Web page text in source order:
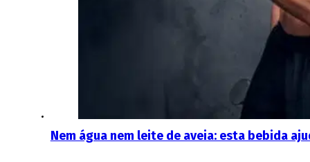
Nem água nem leite de aveia: esta bebida